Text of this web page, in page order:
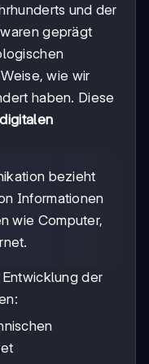
und der
geprägt
wie wir
haben. Diese
digitalen
bezieht
Informationen
wie Computer,
der